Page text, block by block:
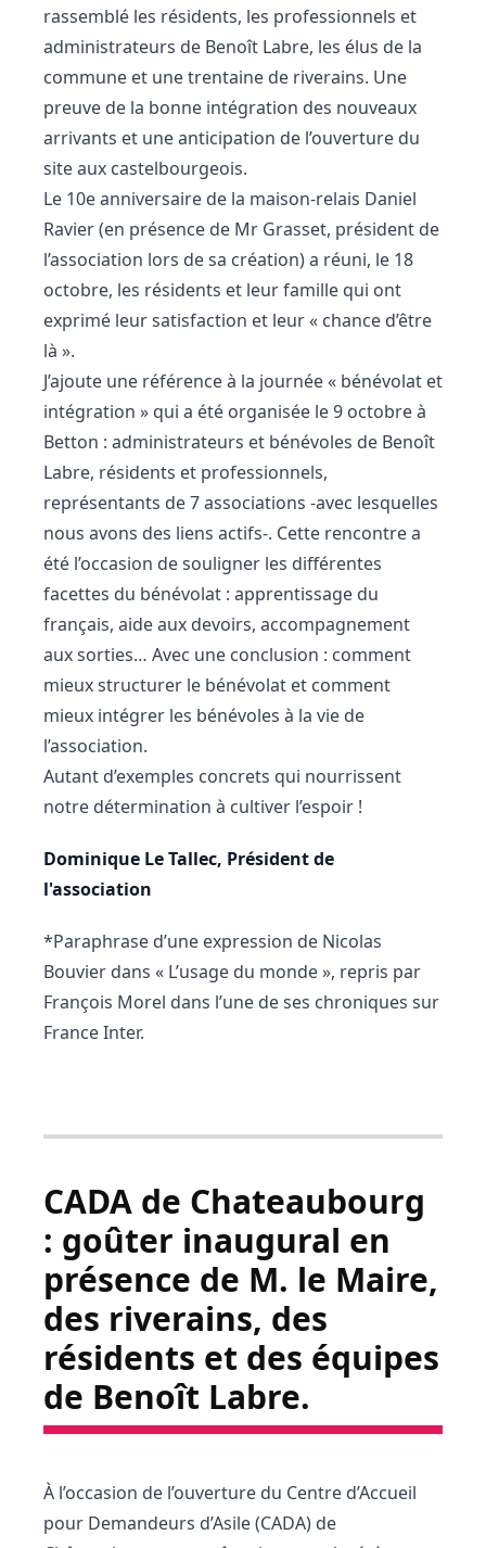
rassemblé les résidents, les professionnels et
administrateurs de Benoît Labre, les élus de la
commune et une trentaine de riverains. Une
preuve de la bonne intégration des nouveaux
arrivants et une anticipation de l’ouverture du
site aux castelbourgeois.
Le 10e anniversaire de la maison-relais Daniel
Ravier (en présence de Mr Grasset, président de
l’association lors de sa création) a réuni, le 18
octobre, les résidents et leur famille qui ont
exprimé leur satisfaction et leur « chance d’être
là ».
J’ajoute une référence à la journée « bénévolat et
intégration » qui a été organisée le 9 octobre à
Betton : administrateurs et bénévoles de Benoît
Labre, résidents et professionnels,
représentants de 7 associations -avec lesquelles
nous avons des liens actifs-. Cette rencontre a
été l’occasion de souligner les différentes
facettes du bénévolat : apprentissage du
français, aide aux devoirs, accompagnement
aux sorties… Avec une conclusion : comment
mieux structurer le bénévolat et comment
mieux intégrer les bénévoles à la vie de
l’association.
Autant d’exemples concrets qui nourrissent
notre détermination à cultiver l’espoir !
Dominique Le Tallec, Président de
l'association
*Paraphrase d’une expression de Nicolas
Bouvier dans « L’usage du monde », repris par
François Morel dans l’une de ses chroniques sur
France Inter.
CADA de Chateaubourg
: goûter inaugural en
présence de M. le Maire,
des riverains, des
résidents et des équipes
de Benoît Labre.
À l’occasion de l’ouverture du Centre d’Accueil
pour Demandeurs d’Asile (CADA) de